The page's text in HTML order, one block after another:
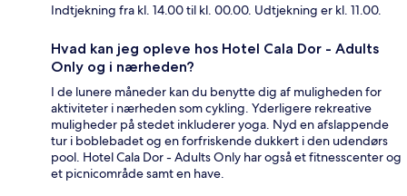
Indtjekning fra kl. 14.00 til kl. 00.00. Udtjekning er kl. 11.00.
Hvad kan jeg opleve hos Hotel Cala Dor - Adults
Only og i nærheden?
I de lunere måneder kan du benytte dig af muligheden for
aktiviteter i nærheden som cykling. Yderligere rekreative
muligheder på stedet inkluderer yoga. Nyd en afslappende
tur i boblebadet og en forfriskende dukkert i den udendørs
pool. Hotel Cala Dor - Adults Only har også et fitnesscenter og
et picnicområde samt en have.